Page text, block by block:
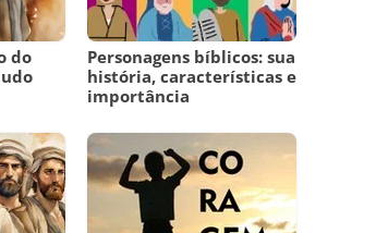
do
Personagens bíblicos: sua
história, características e
importância